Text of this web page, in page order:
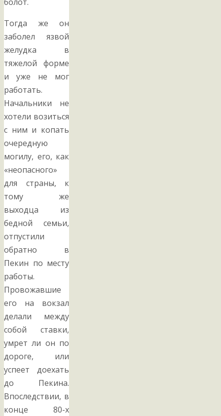
Тогда же он
заболел язвой
желудка в
тяжелой форме
и уже не мог
работать.
Начальники не
хотели возиться
с ним и копать
очередную
могилу, его, как
«неопасного»
для страны, к
тому же
выходца из
бедной семьи,
отпустили
обратно в
Пекин по месту
работы.
Провожавшие
его на вокзал
делали между
собой ставки,
умрет ли он по
дороге, или
успеет доехать
до Пекина.
Впоследствии, в
конце 80-х